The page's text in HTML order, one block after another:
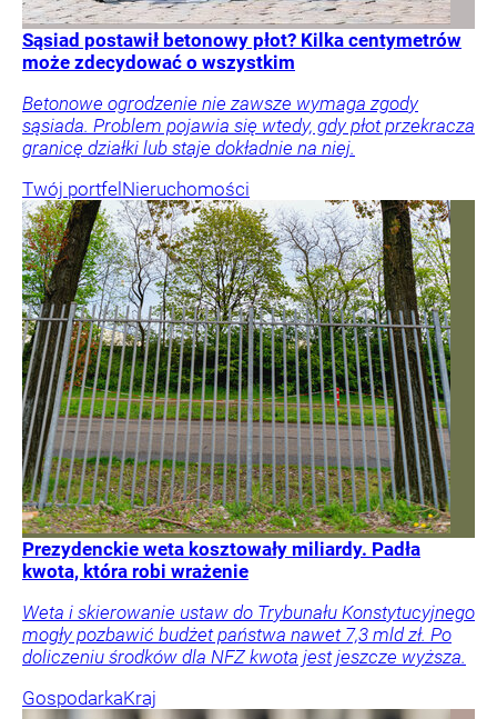
Sąsiad postawił betonowy płot? Kilka centymetrów
może zdecydować o wszystkim
Betonowe ogrodzenie nie zawsze wymaga zgody
sąsiada. Problem pojawia się wtedy, gdy płot przekracza
granicę działki lub staje dokładnie na niej.
Twój portfel Nieruchomości
Prezydenckie weta kosztowały miliardy. Padła
kwota, która robi wrażenie
Weta i skierowanie ustaw do Trybunału Konstytucyjnego
mogły pozbawić budżet państwa nawet 7,3 mld zł. Po
doliczeniu środków dla NFZ kwota jest jeszcze wyższa.
GospodarkaKraj